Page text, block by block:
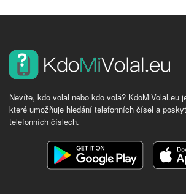
Nevíte, kdo volal nebo kdo volá? KdoMiVolal.eu
které umožňuje hledání telefonních čísel a
telefonních číslech.